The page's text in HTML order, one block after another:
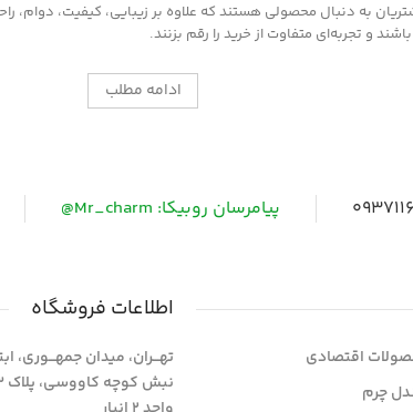
به دنبال محصولی هستند که علاوه بر زیبایی، کیفیت، دوام،
و تجربه‌ای متفاوت از خرید را رقم بزنند.
ادامه مطلب
پیامرسان روبیکا: Mr_charm@
اقتصادی
چرم
اطلاعات فروشگاه
تهـــران، میدان